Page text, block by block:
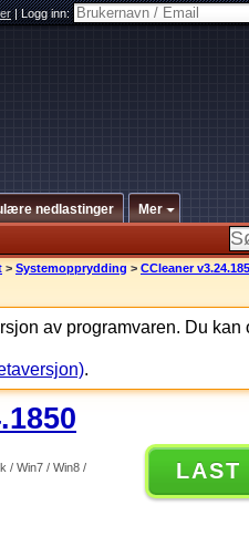
|Logg inn:
nedlastinger Mer
> Systemopprydding > CCleaner
av programvaren. Du
.
/ Win7 / Win8 /
LAST